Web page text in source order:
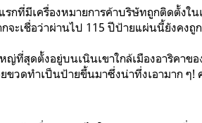
กจะเชื่อว่าผ่านไป 115 ปีป้ายแผ่นนี้ยังคง
ขวดทำเป็นป้ายขึ้นมาซึ่งน่าทึ่งเอามาก ๆ!